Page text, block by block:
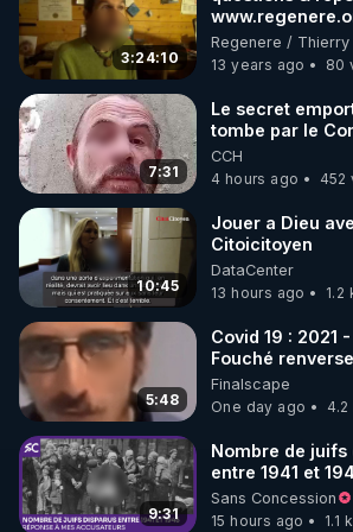
🌱 INSTAGRAM
https://www.instagram.com/
http://rgnr.li/instagram
🌱 LA NEWSLETTER
Pour ne pas rater l’actualité RGNR
http://rgnr.li/news
🌱 VIDÉOS NON CENSURÉES SUR
Toutes les vidéos Youtube sont
http://rgnr.li/odysee
🌱 LES STAGES EN PRÉSENTIEL
http://rgnr.li/stages
3:24:10
Regenere / Thierry
13 years ago
80
7:31
Le secret
tombe par le
Cousteau le 25
CCH
4 hours ago
452
10:45
Jouer a Dieu
Citoicitoyen
DataCenter
13 hours ago
1.2
5:48
Covid 19 : 2021
Fouché
de CNews !
Finalscape
One day ago
9:31
Nombre de juifs
entre 1941 et
à mes
Sans Concession
15 hours ago
1.1